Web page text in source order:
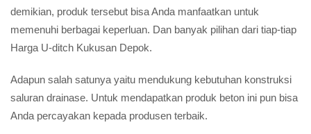
demikian, produk tersebut bisa Anda manfaatkan untuk
memenuhi berbagai keperluan. Dan banyak pilihan dari tiap-tiap
Harga U-ditch Kukusan Depok.
Adapun salah satunya yaitu mendukung kebutuhan konstruksi
saluran drainase. Untuk mendapatkan produk beton ini pun bisa
Anda percayakan kepada produsen terbaik.